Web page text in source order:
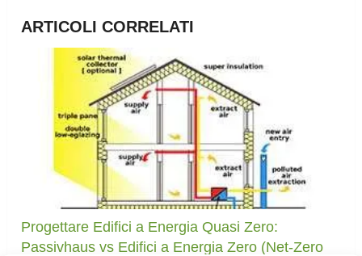
ARTICOLI CORRELATI
Progettare Edifici a Energia Quasi Zero:
Passivhaus vs Edifici a Energia Zero (Net-Zero